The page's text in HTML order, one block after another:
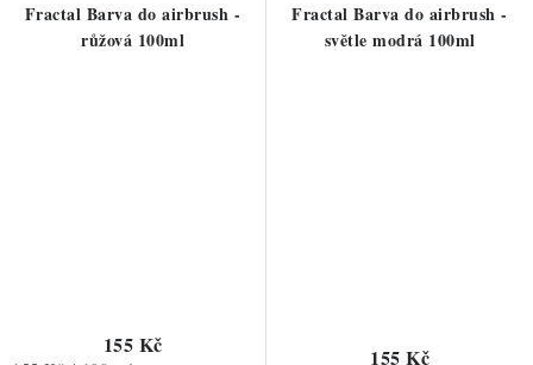
Fractal Barva do airbrush -
růžová 100ml
155 Kč
Fractal Barva do airbrush -
světle modrá 100ml
155 Kč